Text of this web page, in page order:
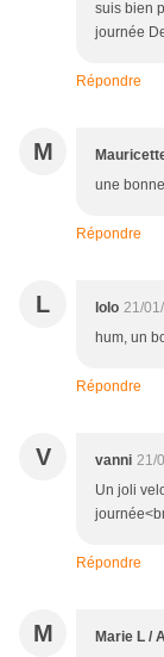
suis bien
journée
Répondre
M
une
Répondre
L lolo 21/
hum, un
Répondre
V vanni 21/
Un joli
Répondre
M Marie L /